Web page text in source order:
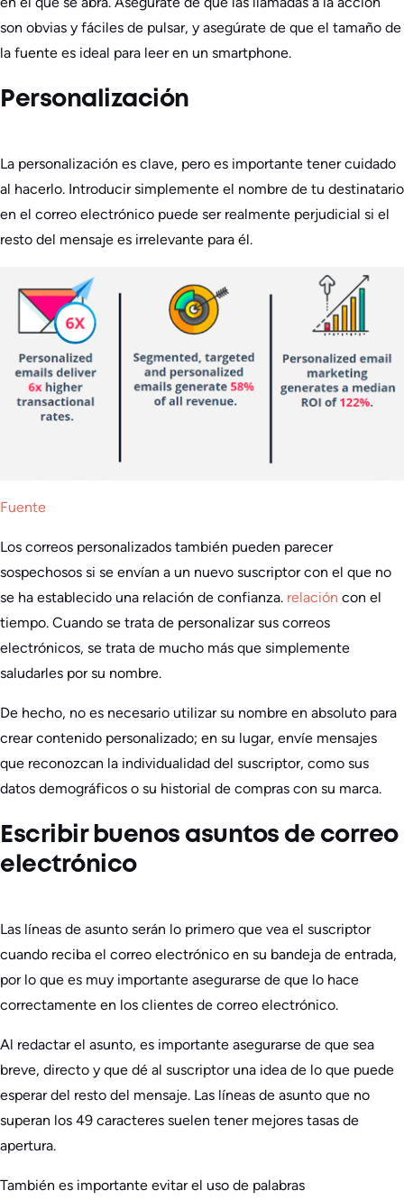
son obvias y fáciles de pulsar, y asegúrate de que el tamaño de
la fuente es ideal para leer en un smartphone.
Personalización
La personalización es clave, pero es importante tener cuidado
al hacerlo. Introducir simplemente el nombre de tu destinatario
en el correo electrónico puede ser realmente perjudicial si el
resto del mensaje es irrelevante para él.
Fuente
Los correos personalizados también pueden parecer
sospechosos si se envían a un nuevo suscriptor con el que no
se ha establecido una relación de confianza. relación con el
tiempo. Cuando se trata de personalizar sus correos
electrónicos, se trata de mucho más que simplemente
saludarles por su nombre.
De hecho, no es necesario utilizar su nombre en absoluto para
crear contenido personalizado; en su lugar, envíe mensajes
que reconozcan la individualidad del suscriptor, como sus
datos demográficos o su historial de compras con su marca.
Escribir buenos asuntos de correo
electrónico
Las líneas de asunto serán lo primero que vea el suscriptor
cuando reciba el correo electrónico en su bandeja de entrada,
por lo que es muy importante asegurarse de que lo hace
correctamente en los clientes de correo electrónico.
Al redactar el asunto, es importante asegurarse de que sea
breve, directo y que dé al suscriptor una idea de lo que puede
esperar del resto del mensaje. Las líneas de asunto que no
superan los 49 caracteres suelen tener mejores tasas de
apertura.
También es importante evitar el uso de palabras